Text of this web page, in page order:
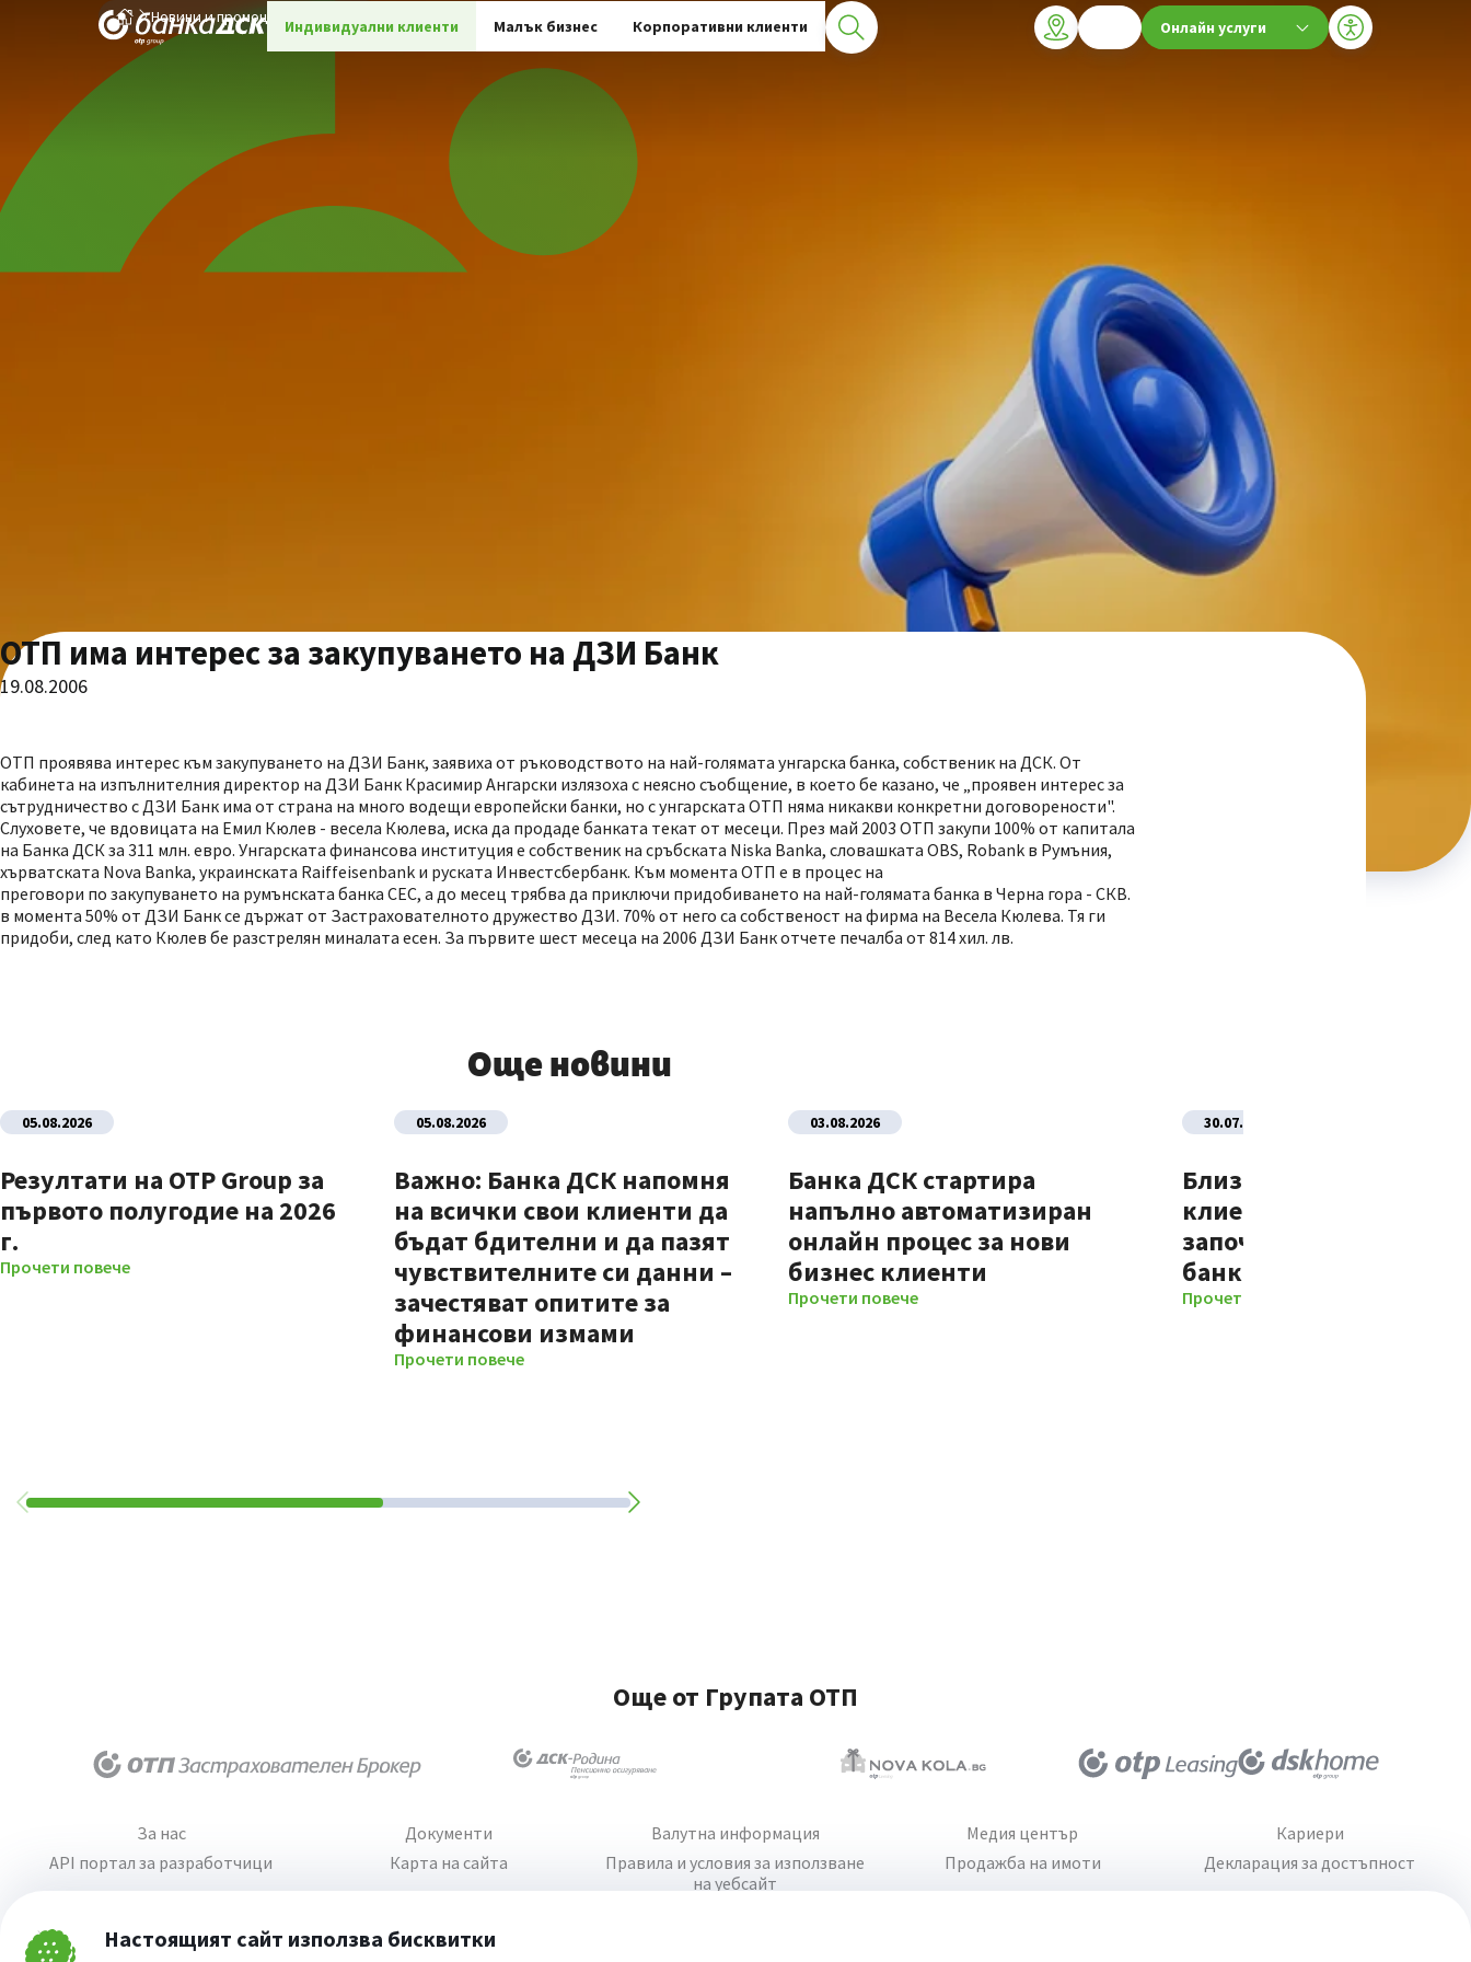
Затвори Настоящият сайт използва бисквитки
Индивидуални клиенти Малък бизнес Корпоративни клиенти Онлайн услуги
Новини и промоции
ОТП има интерес за закупуването на ДЗИ Банк
19.08.2006
ОТП проявява интерес към закупуването на ДЗИ Банк, заявиха от ръководството на най-голямата унгарска банка, собственик на ДСК. От
кабинета на изпълнителния директор на ДЗИ Банк Красимир Ангарски излязоха с неясно съобщение, в което бе казано, че „проявен интерес за
сътрудничество с ДЗИ Банк има от страна на много водещи европейски банки, но с унгарската ОТП няма никакви конкретни договорености".
Слуховете, че вдовицата на Емил Кюлев - весела Кюлева, иска да продаде банката текат от месеци. През май 2003 ОТП закупи 100% от капитала
на Банка ДСК за 311 млн. евро. Унгарската финансова институция е собственик на сръбската Niska Banka, словашката OBS, Robank в Румъния,
хърватската Nova Banka, украинската Raiffeisenbank и руската Инвестсбербанк. Към момента ОТП е в процес на
преговори по закупуването на румънската банка СЕС, а до месец трябва да приключи придобиването на най-голямата банка в Черна гора - СКВ.
в момента 50% от ДЗИ Банк се държат от Застрахователното дружество ДЗИ. 70% от него са собственост на фирма на Весела Кюлева. Тя ги
придоби, след като Кюлев бе разстрелян миналата есен. За първите шест месеца на 2006 ДЗИ Банк отчете печалба от 814 хил. лв.
Още новини
05.08.2026
Резултати на OTP Group за
първото полугодие на 2026
г.
Прочети повече
05.08.2026
Важно: Банка ДСК напомня
на всички свои клиенти да
бъдат бдителни и да пазят
чувствителните си данни –
зачестяват опитите за
финансови измами
Прочети повече
03.08.2026
Банка ДСК стартира
напълно автоматизиран
онлайн процес за нови
бизнес клиенти
Прочети повече
30.07.2026
Близо 70% от новите
клиенти на Банка ДСК
започват отношенията
банката изцяло
Прочети повече
Още от Групата ОТП
За нас
API портал за разработчици
Документи
Карта на сайта
Валутна информация
Правила и условия за използване
на уебсайт
Медия център
Продажба на имоти
Кариери
Декларация за достъпност